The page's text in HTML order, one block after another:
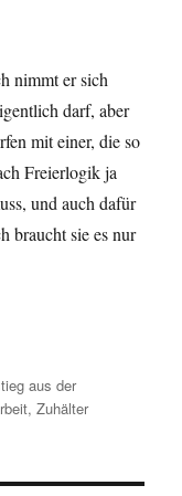
nimmt er sich
darf, aber
mit einer, die so
Freierlogik ja
und auch dafür
braucht sie es nur
aus der
,Zuhälter